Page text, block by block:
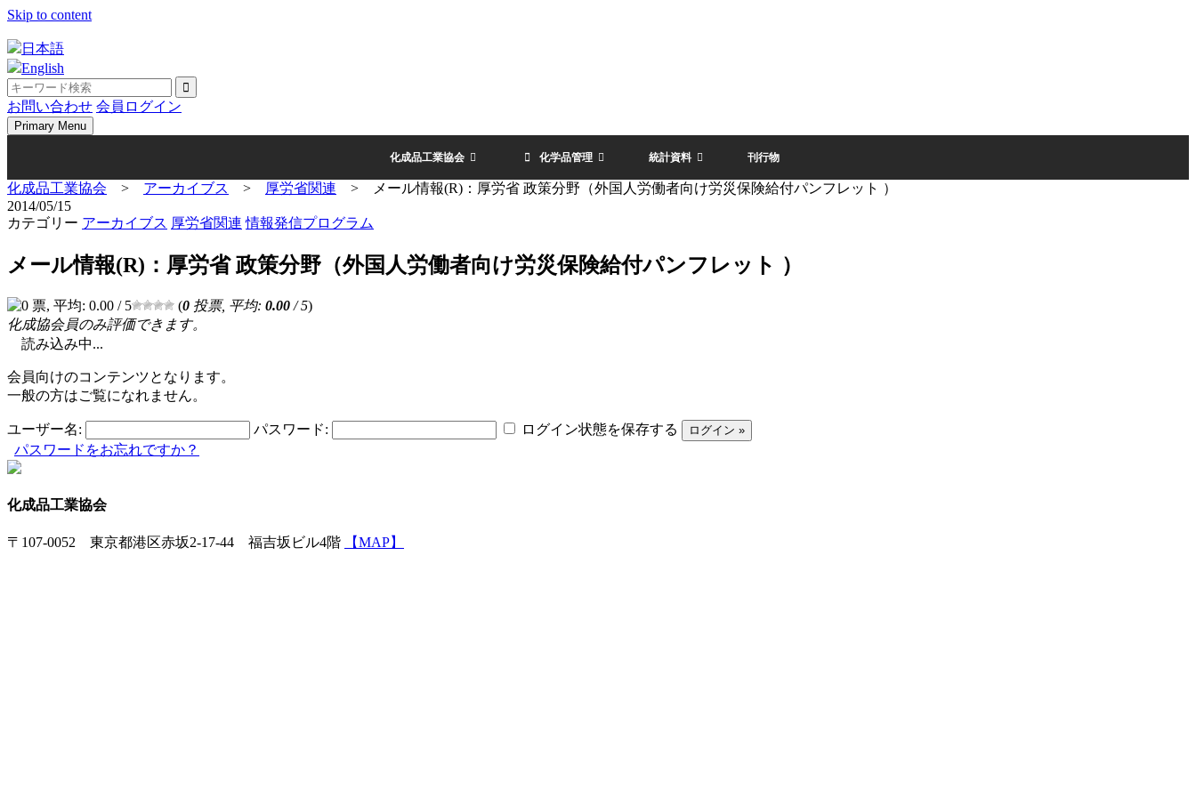
Skip to content
日本語
English
お問い合わせ 会員ログイン
Primary Menu
化成品工業協会 化学品管理 統計資料 刊行物
化成品工業協会 > アーカイブス > 厚労省関連 >
メール情報(R)：厚労省 政策分野（外国人労働者向け労災保険給付パンフレット ）
2014/05/15
カテゴリー アーカイブス 厚労省関連 情報発信プログラム
メール情報(R)：厚労省 政策分野（外国人労働者向け労災保険給付パンフレット ）
(0 投票, 平均: 0.00 / 5)
化成協会員のみ評価できます。
読み込み中...
会員向けのコンテンツとなります。
一般の方はご覧になれません。
ユーザー名: パスワード:
ログイン状態を保存する
パスワードをお忘れですか？
化成品工業協会
〒107-0052 東京都港区赤坂2-17-44 福吉坂ビル4階 【MAP】